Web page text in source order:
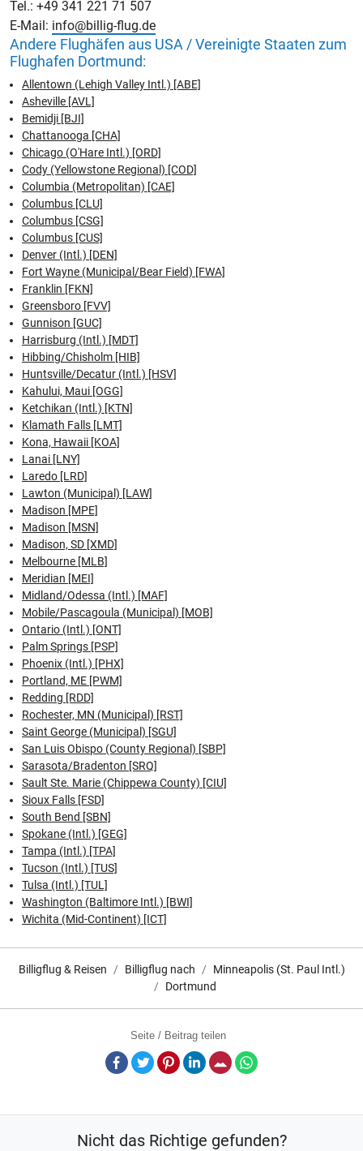
Tel.: +49 341 221 71 507
E-Mail: info@billig-flug.de
Andere Flughäfen aus USA / Vereinigte Staaten zum
Flughafen Dortmund:
Allentown (Lehigh Valley Intl.) [ABE]
Asheville [AVL]
Bemidji [BJI]
Chattanooga [CHA]
Chicago (O'Hare Intl.) [ORD]
Cody (Yellowstone Regional) [COD]
Columbia (Metropolitan) [CAE]
Columbus [CLU]
Columbus [CSG]
Columbus [CUS]
Denver (Intl.) [DEN]
Fort Wayne (Municipal/Bear Field) [FWA]
Franklin [FKN]
Greensboro [FVV]
Gunnison [GUC]
Harrisburg (Intl.) [MDT]
Hibbing/Chisholm [HIB]
Huntsville/Decatur (Intl.) [HSV]
Kahului, Maui [OGG]
Ketchikan (Intl.) [KTN]
Klamath Falls [LMT]
Kona, Hawaii [KOA]
Lanai [LNY]
Laredo [LRD]
Lawton (Municipal) [LAW]
Madison [MPE]
Madison [MSN]
Madison, SD [XMD]
Melbourne [MLB]
Meridian [MEI]
Midland/Odessa (Intl.) [MAF]
Mobile/Pascagoula (Municipal) [MOB]
Ontario (Intl.) [ONT]
Palm Springs [PSP]
Phoenix (Intl.) [PHX]
Portland, ME [PWM]
Redding [RDD]
Rochester, MN (Municipal) [RST]
Saint George (Municipal) [SGU]
San Luis Obispo (County Regional) [SBP]
Sarasota/Bradenton [SRQ]
Sault Ste. Marie (Chippewa County) [CIU]
Sioux Falls [FSD]
South Bend [SBN]
Spokane (Intl.) [GEG]
Tampa (Intl.) [TPA]
Tucson (Intl.) [TUS]
Tulsa (Intl.) [TUL]
Washington (Baltimore Intl.) [BWI]
Wichita (Mid-Continent) [ICT]
Billigflug & Reisen Billigflug nach
Minneapolis (St. Paul Intl.)
Dortmund
Seite / Beitrag teilen
Facebook
TwitterPinterestLinkedInE-Mail
Nicht das Richtige gefunden?